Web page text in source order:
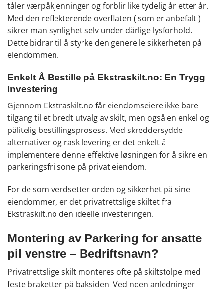
tåler værpåkjenninger og forblir like tydelig år etter år.
Med den reflekterende overflaten ( som er anbefalt )
sikrer man synlighet selv under dårlige lysforhold.
Dette bidrar til å styrke den generelle sikkerheten på
eiendommen.
Enkelt Å Bestille på Ekstraskilt.no: En Trygg
Investering
Gjennom Ekstraskilt.no får eiendomseiere ikke bare
tilgang til et bredt utvalg av skilt, men også en enkel og
pålitelig bestillingsprosess. Med skreddersydde
alternativer og rask levering er det enkelt å
implementere denne effektive løsningen for å sikre en
parkeringsfri sone på privat eiendom.
For de som verdsetter orden og sikkerhet på sine
eiendommer, er det privatrettslige skiltet fra
Ekstraskilt.no den ideelle investeringen.
Montering av Parkering for ansatte
pil venstre – Bedriftsnavn?
Privatrettslige skilt monteres ofte på skiltstolpe med
feste braketter på baksiden. Ved noen anledninger